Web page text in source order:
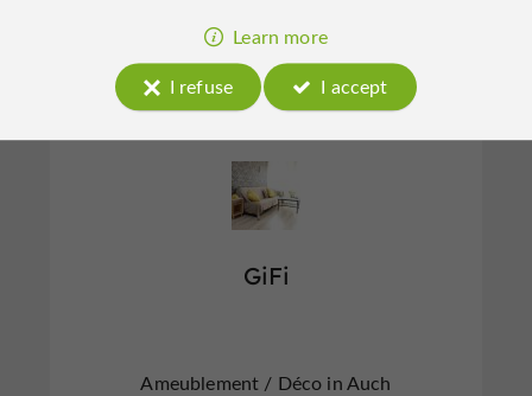
GiFi
Ameublement / Déco in Auch
Learn more
I refuse
I accept